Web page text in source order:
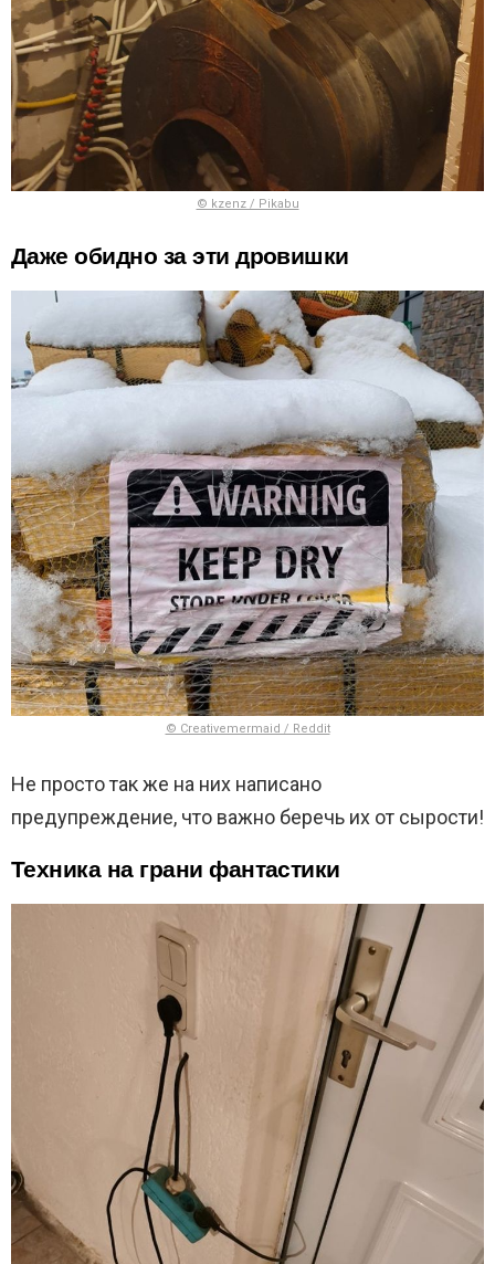
© kzenz / Pikabu
Даже обидно за эти дровишки
© Creativemermaid / Reddit
Не просто так же на них написано
предупреждение, что важно беречь их от сырости!
Техника на грани фантастики